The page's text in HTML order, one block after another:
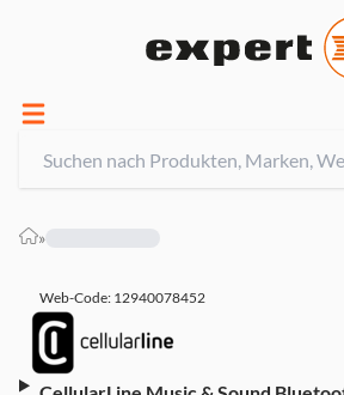
»
Web-Code: 12940078452